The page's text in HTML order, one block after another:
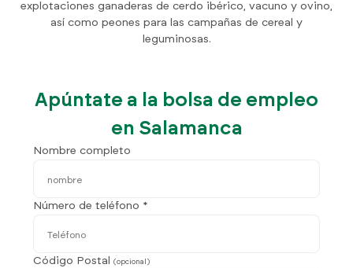
explotaciones ganaderas de cerdo ibérico, vacuno y ovino,
así como peones para las campañas de cereal y
leguminosas.
Apúntate a la bolsa de empleo
en Salamanca
Nombre completo
Número de teléfono *
Código Postal (opcional)